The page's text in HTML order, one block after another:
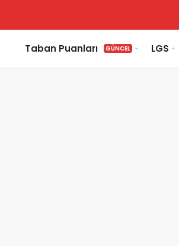
Taban Puanları GÜNCEL LGS